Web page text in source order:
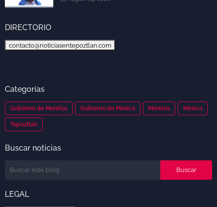
DIRECTORIO
contacto@noticiasentepoztlan.com
Categorías
Gobierno de Morelos Gobierno de México Morelos México
Tepoztlán
Buscar noticias
LEGAL